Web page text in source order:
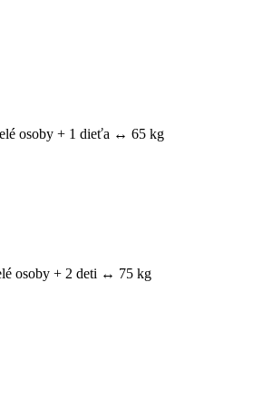
osoby + 1 dieťa ↔ 65 kg
osoby + 2 deti ↔ 75 kg